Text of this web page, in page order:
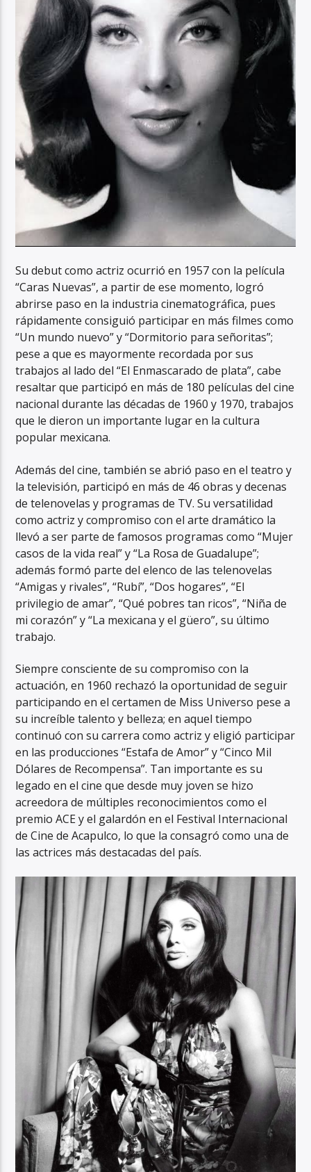
Su debut como actriz ocurrió en 1957 con la película
“Caras Nuevas”, a partir de ese momento, logró
abrirse paso en la industria cinematográfica, pues
rápidamente consiguió participar en más filmes como
“Un mundo nuevo” y “Dormitorio para señoritas”;
pese a que es mayormente recordada por sus
trabajos al lado del “El Enmascarado de plata”, cabe
resaltar que participó en más de 180 películas del cine
nacional durante las décadas de 1960 y 1970, trabajos
que le dieron un importante lugar en la cultura
popular mexicana.
Además del cine, también se abrió paso en el teatro y
la televisión, participó en más de 46 obras y decenas
de telenovelas y programas de TV. Su versatilidad
como actriz y compromiso con el arte dramático la
llevó a ser parte de famosos programas como “Mujer
casos de la vida real” y “La Rosa de Guadalupe”;
además formó parte del elenco de las telenovelas
“Amigas y rivales”, “Rubí”, “Dos hogares”, “El
privilegio de amar”, “Qué pobres tan ricos”, “Niña de
mi corazón” y “La mexicana y el güero”, su último
trabajo.
Siempre consciente de su compromiso con la
actuación, en 1960 rechazó la oportunidad de seguir
participando en el certamen de Miss Universo pese a
su increíble talento y belleza; en aquel tiempo
continuó con su carrera como actriz y eligió participar
en las producciones “Estafa de Amor” y “Cinco Mil
Dólares de Recompensa”. Tan importante es su
legado en el cine que desde muy joven se hizo
acreedora de múltiples reconocimientos como el
premio ACE y el galardón en el Festival Internacional
de Cine de Acapulco, lo que la consagró como una de
las actrices más destacadas del país.